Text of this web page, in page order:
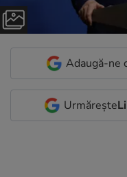
Adaugă-ne
Urmărește